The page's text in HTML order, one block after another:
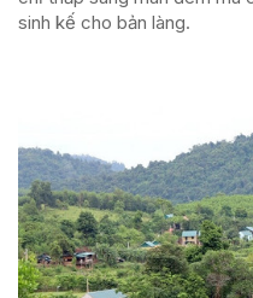
sinh kế cho bản làng.